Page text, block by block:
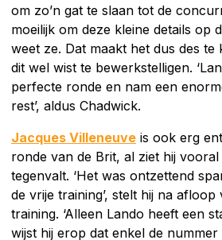
om zo’n gat te slaan tot de
moeilijk om deze kleine details op
weet ze. Dat maakt het dus des
dit wel wist te bewerkstelligen.
perfecte ronde en nam een
rest’, aldus Chadwick.
Jacques Villeneuve is ook erg
ronde van de Brit, al ziet hij
tegenvalt. ‘Het was ontzettend
de vrije training’, stelt hij na
training. ‘Alleen Lando heeft een
wijst hij erop dat enkel de